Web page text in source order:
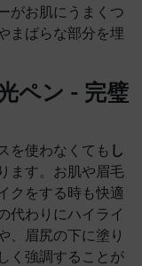
がお肌にうまくつ
まばらな部分を埋
ペン - 完璧
を使わなくても し
ます。お肌や眉毛
クをする時も快適
代わりにハイライ
、眉尻の下に塗り
く強調することが